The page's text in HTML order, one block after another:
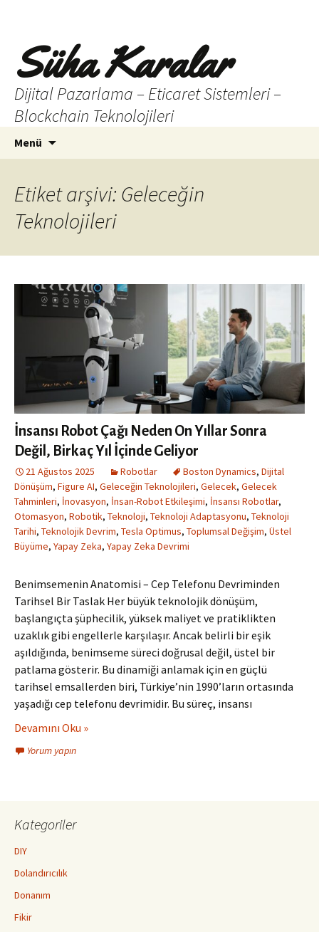
Süha Karalar
Dijital Pazarlama – Eticaret Sistemleri –
Blockchain Teknolojileri
Menü
Etiket arşivi: Geleceğin
Teknolojileri
İnsansı Robot Çağı Neden On Yıllar Sonra
Değil, Birkaç Yıl İçinde Geliyor
21 Ağustos 2025 Robotlar Boston Dynamics, Dijital
Dönüşüm, Figure AI, Geleceğin Teknolojileri, Gelecek, Gelecek
Tahminleri, İnovasyon, İnsan-Robot Etkileşimi, İnsansı Robotlar,
Otomasyon, Robotik, Teknoloji, Teknoloji Adaptasyonu, Teknoloji
Tarihi, Teknolojik Devrim, Tesla Optimus, Toplumsal Değişim, Üstel
Büyüme, Yapay Zeka, Yapay Zeka Devrimi
Benimsemenin Anatomisi – Cep Telefonu Devriminden
Tarihsel Bir Taslak Her büyük teknolojik dönüşüm,
başlangıçta şüphecilik, yüksek maliyet ve pratiklikten
uzaklık gibi engellerle karşılaşır. Ancak belirli bir eşik
aşıldığında, benimseme süreci doğrusal değil, üstel bir
patlama gösterir. Bu dinamiği anlamak için en güçlü
tarihsel emsallerden biri, Türkiye’nin 1990’ların ortasında
yaşadığı cep telefonu devrimidir. Bu süreç, insansı
Devamını Oku »
Yorum yapın
Kategoriler
DIY
Dolandırıcılık
Donanım
Fikir